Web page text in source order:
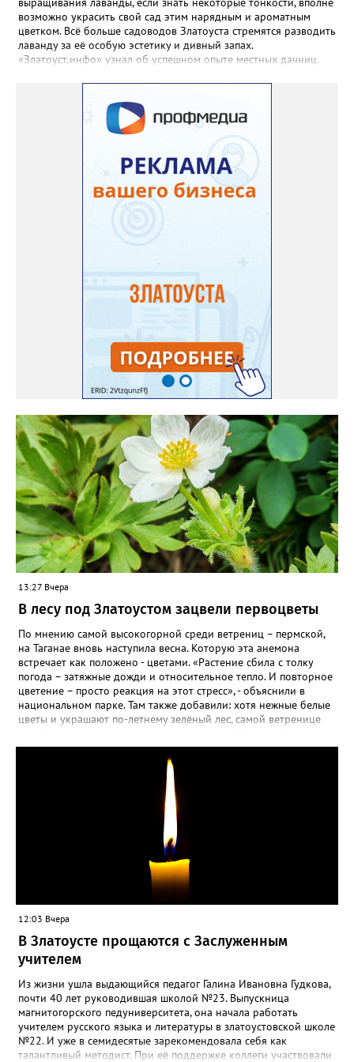
возможно украсить свой сад этим нарядным и ароматным
цветком. Всё больше садоводов Златоуста стремятся разводить
лаванду за её особую эстетику и дивный запах.
«Златоуст.инфо» узнал об успешном опыте местных дачниц.
семян (на фото), - отметила «Златоуст.инфо» хозяйка частного
дома Екатерина Бойко. – Посадила вдоль забора, потому что
низины этот цветок не любит. Вот уже второй год растет и
радует меня. Соседи просят саженцы: аромат и до них
доносится. В конце лета собираю лаванду в пучки, сушу –
получаются букеты и саше одновременно. Лаванда широко
используется и в кулинарии». Семена, отметила собеседница
нашего портала, у неё были сорта «Вознесенская узколистная».
Только она хорошо зимует без укрытия. Всхожесть оказалась
на удивление хорошей: из пяти семян из каждой пачки четыре
взошли даже без стратификации. После покупки (по весне)
садовод советует сразу убрать семена в холодильник на два
месяца, а место посадки - мульчировать мелкой корой. Семена
самосевом в ней отлично прорастают. Если иногда срезать
сухие цветы и стряхивать семена вокруг куртины, лаванда
весной прорастет сама. Ещё один секрет – этот символ
Прованса не любит «вкусную» почву. Добавляйте в посадочную
яму гравий и песок – требуется хороший дренаж. В первый год
Екатерина рекомендует цветы убирать, чтобы силы куста
пошли на наращивание корневой системы. А со второго года
пусть лаванда цветёт во всю силу! Фото: Екатерина Бойко,
специально для «Златоуст.инфо». Обсуждение новости здесь
ВКОНТАКТЕ https://vk.com/newszlatoust74
13:27 Вчера
В лесу под Златоустом зацвели первоцветы
По мнению самой высокогорной среди ветрениц – пермской,
на Таганае вновь наступила весна. Которую эта анемона
встречает как положено - цветами. «Растение сбила с толку
погода – затяжные дожди и относительное тепло. И повторное
цветение – просто реакция на этот стресс», - объяснили в
национальном парке. Там также добавили: хотя нежные белые
цветы и украшают по-летнему зелёный лес, самой ветренице
силы перед долгой зимовкой.
12:03 Вчера
В Златоусте прощаются с Заслуженным
учителем
Из жизни ушла выдающийся педагог Галина Ивановна Гудкова,
почти 40 лет руководившая школой №23. Выпускница
магнитогорского педуниверситета, она начала работать
учителем русского языка и литературы в златоустовской школе
№22. И уже в семидесятые зарекомендовала себя как
талантливый методист. При её поддержке коллеги участвовали